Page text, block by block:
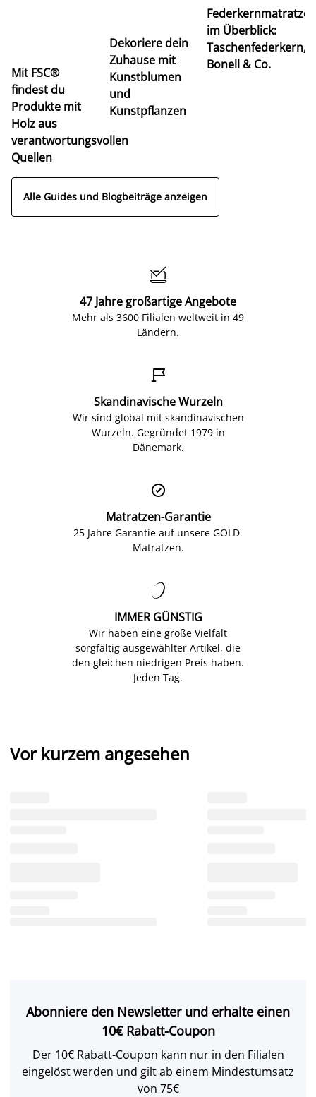
Mit FSC®
findest du
Produkte mit
Holz aus
verantwortungsvollen
Quellen
Dekoriere dein
Zuhause mit
Kunstblumen
und
Kunstpflanzen
im Überblick:
Taschenfederkern,
Bonell & Co.
Alle Guides und Blogbeiträge anzeigen

47 Jahre großartige Angebote
Mehr als 3600 Filialen weltweit in 49
Ländern.

Skandinavische Wurzeln
Wir sind global mit skandinavischen
Wurzeln. Gegründet 1979 in
Dänemark.

Matratzen-Garantie
25 Jahre Garantie auf unsere GOLD-
Matratzen.

IMMER GÜNSTIG
Wir haben eine große Vielfalt
sorgfältig ausgewählter Artikel, die
den gleichen niedrigen Preis haben.
Jeden Tag.
Vor kurzem angesehen
Abonniere den Newsletter und erhalte einen
10€ Rabatt-Coupon
Der 10€ Rabatt-Coupon kann nur in den Filialen
eingelöst werden und gilt ab einem Mindestumsatz
von 75€